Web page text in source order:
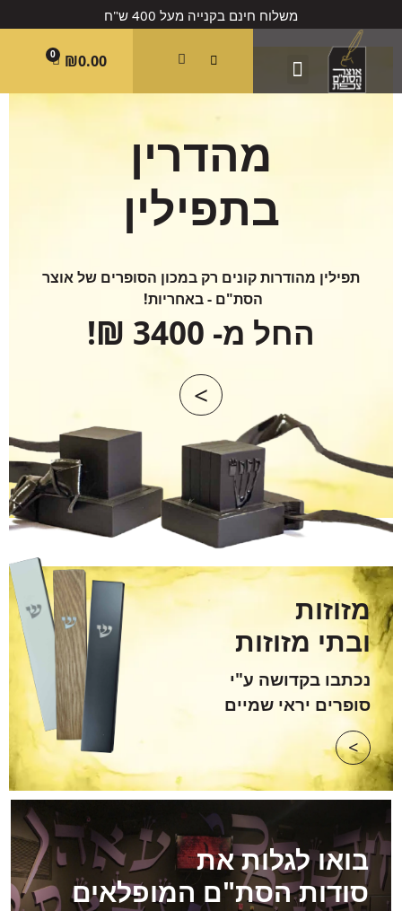
משלוח חינם בקנייה מעל 400 ש"ח
₪0.00
0
מהדרין
בתפילין
תפילין מהודרות קונים רק במכון הסופרים של אוצר
הסת"ם - באחריות!
החל מ- 3400 ₪!
>
מזוזות
ובתי מזוזות
נכתבו בקדושה ע"י
סופרים יראי שמיים
>
בואו לגלות את
סודות הסת"ם המופלאים